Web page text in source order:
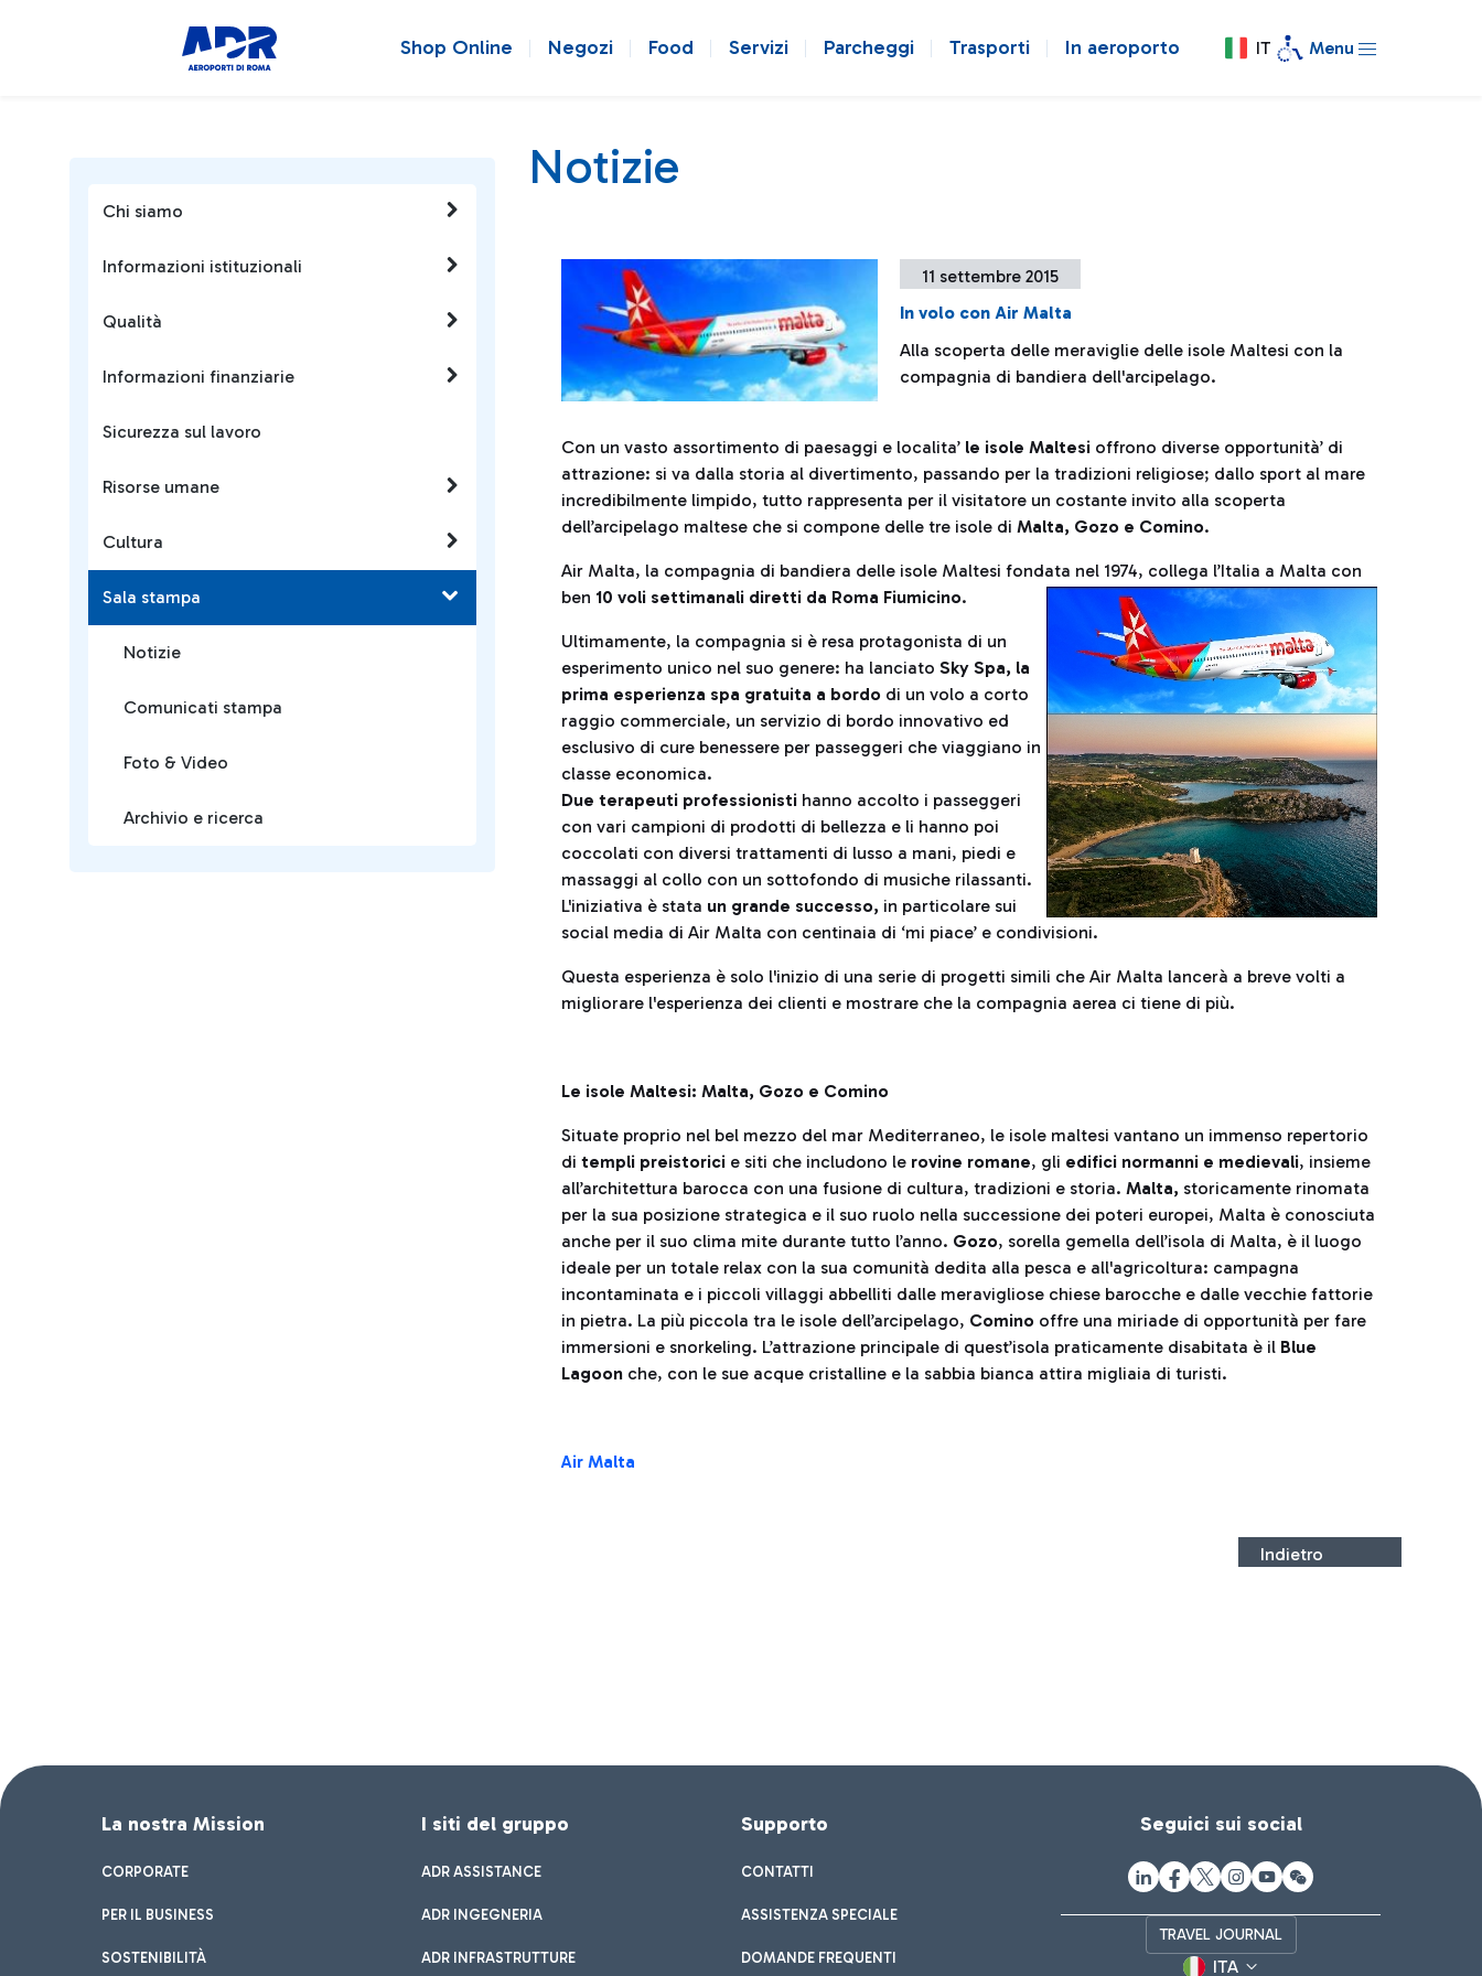
Shop Online Negozi Food Servizi Parcheggi Trasporti In aeroporto IT Menu
Chi siamo
Informazioni istituzionali
Qualità
Informazioni finanziarie
Sicurezza sul lavoro
Risorse umane
Cultura
Sala stampa
Notizie
Comunicati stampa
Foto & Video
Archivio e ricerca
Notizie
11 settembre 2015
In volo con Air Malta
Alla scoperta delle meraviglie delle isole Maltesi con la
compagnia di bandiera dell'arcipelago.
Con un vasto assortimento di paesaggi e localita’ le isole Maltesi offrono diverse opportunità’ di
attrazione: si va dalla storia al divertimento, passando per la tradizioni religiose; dallo sport al mare
incredibilmente limpido, tutto rappresenta per il visitatore un costante invito alla scoperta
dell’arcipelago maltese che si compone delle tre isole di Malta, Gozo e Comino.
Air Malta, la compagnia di bandiera delle isole Maltesi fondata nel 1974, collega l’Italia a Malta con
ben 10 voli settimanali diretti da Roma Fiumicino.
Ultimamente, la compagnia si è resa protagonista di un
esperimento unico nel suo genere: ha lanciato Sky Spa, la
prima esperienza spa gratuita a bordo di un volo a corto
raggio commerciale, un servizio di bordo innovativo ed
esclusivo di cure benessere per passeggeri che viaggiano in
classe economica.
Due terapeuti professionisti hanno accolto i passeggeri
con vari campioni di prodotti di bellezza e li hanno poi
coccolati con diversi trattamenti di lusso a mani, piedi e
massaggi al collo con un sottofondo di musiche rilassanti.
L'iniziativa è stata un grande successo, in particolare sui
social media di Air Malta con centinaia di ‘mi piace’ e condivisioni.
Questa esperienza è solo l'inizio di una serie di progetti simili che Air Malta lancerà a breve volti a
migliorare l'esperienza dei clienti e mostrare che la compagnia aerea ci tiene di più.
Le isole Maltesi: Malta, Gozo e Comino
Situate proprio nel bel mezzo del mar Mediterraneo, le isole maltesi vantano un immenso repertorio
di templi preistorici e siti che includono le rovine romane, gli edifici normanni e medievali, insieme
all’architettura barocca con una fusione di cultura, tradizioni e storia. Malta, storicamente rinomata
per la sua posizione strategica e il suo ruolo nella successione dei poteri europei, Malta è conosciuta
anche per il suo clima mite durante tutto l’anno. Gozo, sorella gemella dell’isola di Malta, è il luogo
ideale per un totale relax con la sua comunità dedita alla pesca e all'agricoltura: campagna
incontaminata e i piccoli villaggi abbelliti dalle meravigliose chiese barocche e dalle vecchie fattorie
in pietra. La più piccola tra le isole dell’arcipelago, Comino offre una miriade di opportunità per fare
immersioni e snorkeling. L’attrazione principale di quest’isola praticamente disabitata è il Blue
Lagoon che, con le sue acque cristalline e la sabbia bianca attira migliaia di turisti.
Air Malta
Indietro
La nostra Mission
CORPORATE
PER IL BUSINESS
SOSTENIBILITÀ
I siti del gruppo
ADR ASSISTANCE
ADR INGEGNERIA
ADR INFRASTRUTTURE
Supporto
CONTATTI
ASSISTENZA SPECIALE
DOMANDE FREQUENTI
Seguici sui social
TRAVEL JOURNAL
ITA